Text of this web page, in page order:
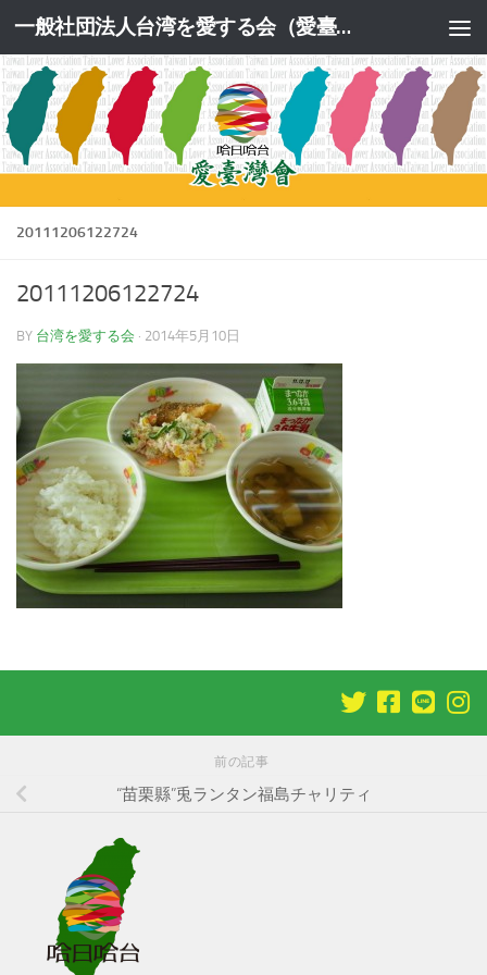
コンテンツへスキップ 一般社団法人台湾を愛する会（愛臺灣會）公式サイト
20111206122724
20111206122724
BY 台湾を愛する会 · 2014年5月10日
前の記事
“苗栗縣”兎ランタン福島チャリティ